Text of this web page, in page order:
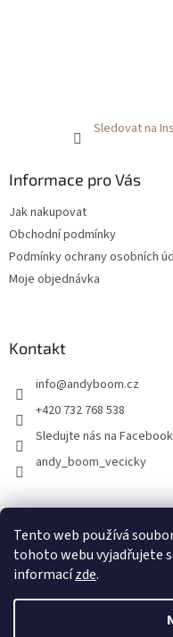
Tento web používá
tohoto webu vyjadřujete
informacízde.
Sledovat na
Informace pro Vás
Jak nakupovat
Obchodní podmínky
Podmínky ochrany osobních
Moje objednávka
Kontakt
info@andyboom.cz
+420 732 768 538
Sledujte nás na
andy_boom_vecicky